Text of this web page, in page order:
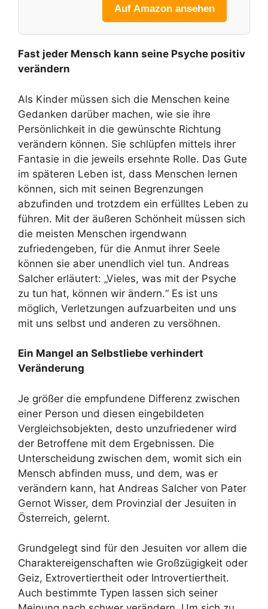
Auf Amazon ansehen
Fast jeder Mensch kann seine Psyche positiv
verändern
Als Kinder müssen sich die Menschen keine
Gedanken darüber machen, wie sie ihre
Persönlichkeit in die gewünschte Richtung
verändern können. Sie schlüpfen mittels ihrer
Fantasie in die jeweils ersehnte Rolle. Das Gute
im späteren Leben ist, dass Menschen lernen
können, sich mit seinen Begrenzungen
abzufinden und trotzdem ein erfülltes Leben zu
führen. Mit der äußeren Schönheit müssen sich
die meisten Menschen irgendwann
zufriedengeben, für die Anmut ihrer Seele
können sie aber unendlich viel tun. Andreas
Salcher erläutert: „Vieles, was mit der Psyche
zu tun hat, können wir ändern.“ Es ist uns
möglich, Verletzungen aufzuarbeiten und uns
mit uns selbst und anderen zu versöhnen.
Ein Mangel an Selbstliebe verhindert
Veränderung
Je größer die empfundene Differenz zwischen
einer Person und diesen eingebildeten
Vergleichsobjekten, desto unzufriedener wird
der Betroffene mit dem Ergebnissen. Die
Unterscheidung zwischen dem, womit sich ein
Mensch abfinden muss, und dem, was er
verändern kann, hat Andreas Salcher von Pater
Gernot Wisser, dem Provinzial der Jesuiten in
Österreich, gelernt.
Grundgelegt sind für den Jesuiten vor allem die
Charaktereigenschaften wie Großzügigkeit oder
Geiz, Extrovertiertheit oder Introvertiertheit.
Auch bestimmte Typen lassen sich seiner